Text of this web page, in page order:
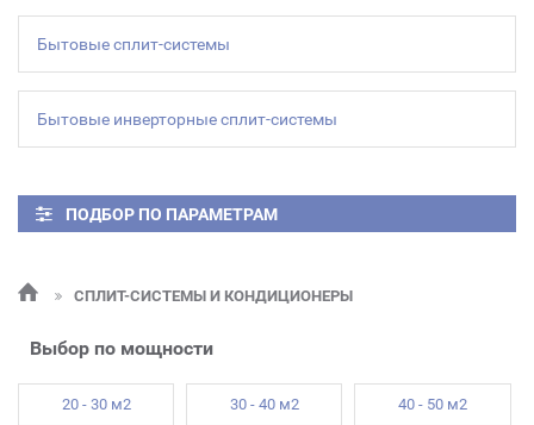
Бытовые сплит-системы
Бытовые инверторные сплит-системы
ПОДБОР ПО ПАРАМЕТРАМ
СПЛИТ-СИСТЕМЫ И КОНДИЦИОНЕРЫ
Выбор по мощности
20 - 30 м2 30 - 40 м2 40 - 50 м2